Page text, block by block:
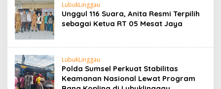
LubukLinggau
Unggul 116 Suara, Anita Resmi Terpilih
sebagai Ketua RT 05 Mesat Jaya
LubukLinggau
Polda Sumsel Perkuat Stabilitas
Keamanan Nasional Lewat Program